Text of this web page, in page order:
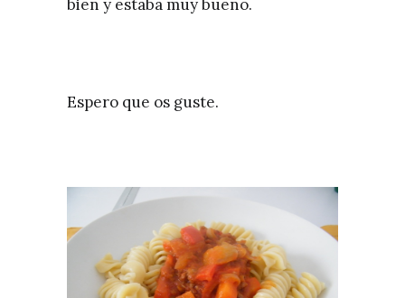
bien y estaba muy bueno.
Espero que os guste.